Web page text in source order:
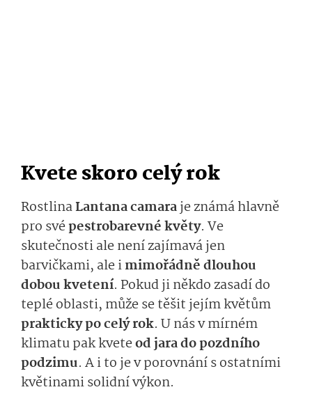
Kvete skoro celý rok
RostlinaLantana camaraje známá hlavně
pro svépestrobarevné květy. Ve
skutečnosti ale není zajímavá jen
barvičkami, ale imimořádně dlouhou
dobou kvetení. Pokud ji někdo zasadí do
teplé oblasti, může se těšit jejím květům
prakticky po celý rok. U nás v mírném
klimatu pak kveteod jara do pozdního
podzimu. A i to je v porovnání s ostatními
květinami solidní výkon.